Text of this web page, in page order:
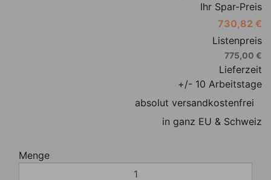
Ihr Spar-Preis
730,82 €
Listenpreis
775,00 €
Lieferzeit
+/- 10 Arbeitstage
absolut versandkostenfrei
in ganz EU & Schweiz
Menge